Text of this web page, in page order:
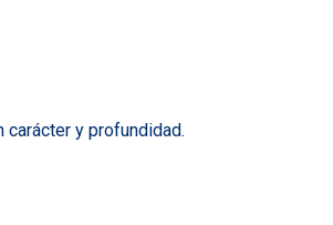
carácter y profundidad.